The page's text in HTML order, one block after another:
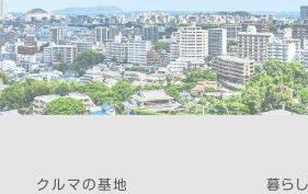
クルマの基地
暮ら